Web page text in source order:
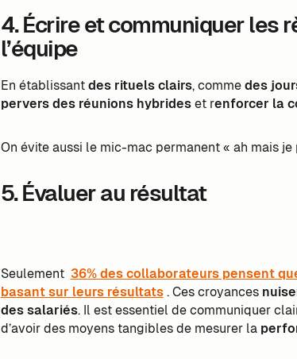
4. Écrire et communiquer les
l’équipe
En établissantdes rituels clairs, commedes
pervers des réunions hybrideset renforcer la
On évite aussi le mic-mac permanent « ah mais
5. Évaluer au résultat
Seulement 36% des collaborateurs pensent
basant sur leurs résultats . Ces croyances
des salariés. Il est essentiel de communiquer
d’avoir des moyens tangibles de mesurer la